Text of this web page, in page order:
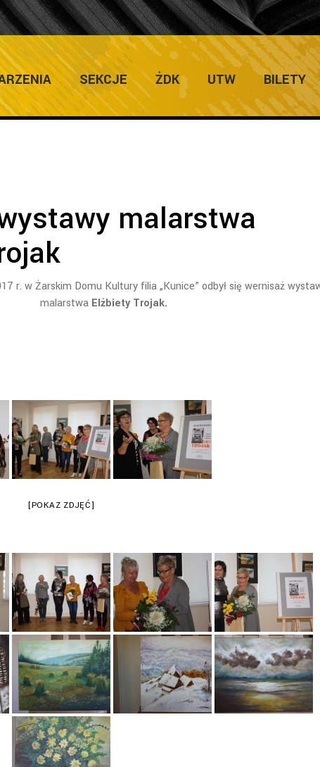
SEKCJE ŻDK UTW BILETY
Home /
malarstwa
r. w Żarskim Domu Kultury filia „Kunice” odbył się wernisaż
malarstwa Elżbiety Trojak.
[POKAZ ZDJĘĆ]